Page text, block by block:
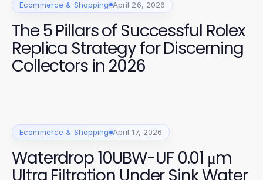
Ecommerce & Shopping April 26, 2026
The 5 Pillars of Successful Rolex
Replica Strategy for Discerning
Collectors in 2026
Ecommerce & Shopping April 17, 2026
Waterdrop 10UBW-UF 0.01 μm